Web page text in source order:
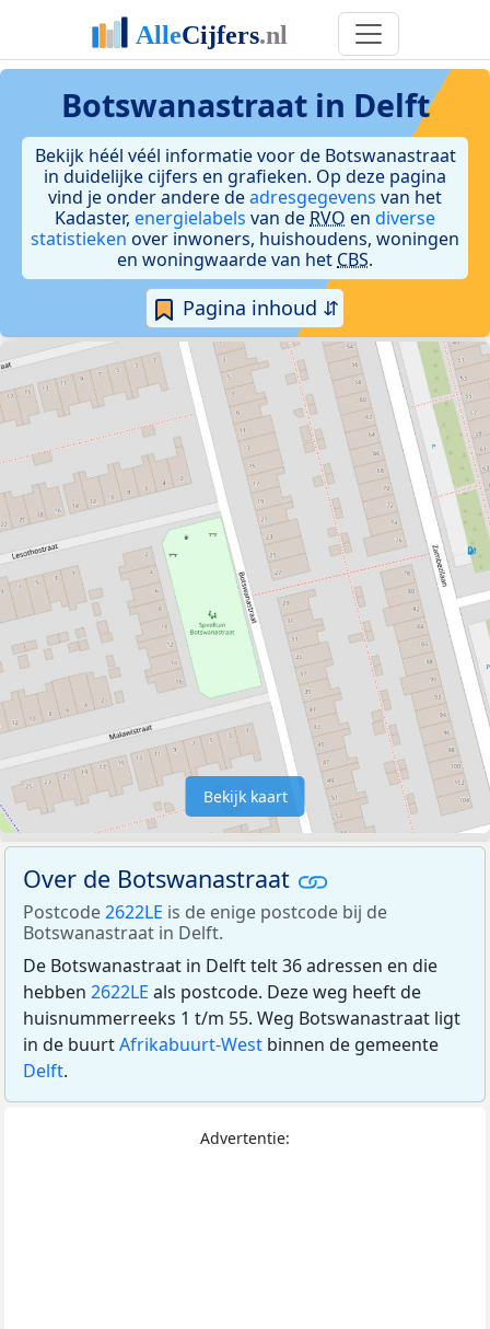
Botswanastraat in Delft
Bekijk héél véél informatie voor de Botswanastraat
in duidelijke cijfers en grafieken. Op deze pagina
vind je onder andere deadresgegevens van het
Kadaster, energielabels van de RVO en diverse
statistieken over inwoners, huishoudens, woningen
en woningwaarde van het CBS.
Pagina inhoud ⇵
Bekijk kaart
Over de Botswanastraat
Postcode2622LE is de enige postcode bij de
Botswanastraat in Delft.
De Botswanastraat in Delft telt 36 adressen en die
hebben 2622LE als postcode. Deze weg heeft de
huisnummerreeks 1 t/m 55. Weg Botswanastraat ligt
in de buurtAfrikabuurt-West binnen de gemeente
Delft.
Advertentie: